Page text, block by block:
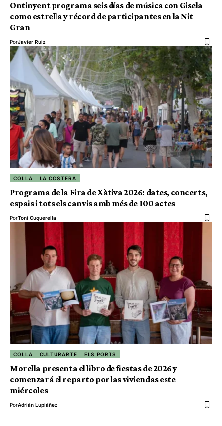
Ontinyent programa seis días de música con Gisela
como estrella y récord de participantes en la Nit
Gran
PorJavier Ruiz
COLLA LA COSTERA
Programa de la Fira de Xàtiva 2026: dates, concerts,
espais i tots els canvis amb més de 100 actes
PorToni Cuquerella
COLLA CULTURARTE ELS PORTS
Morella presenta el libro de fiestas de 2026 y
comenzará el reparto por las viviendas este
miércoles
PorAdrián Lupiáñez